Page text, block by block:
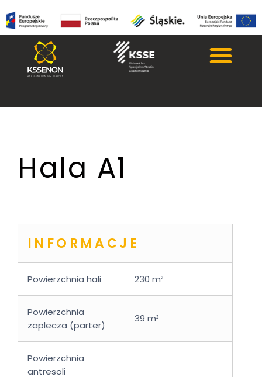
Hala A1
INFORMACJE
Powierzchnia hali 230 m²
Powierzchnia
zaplecza (parter)
39 m²
Powierzchnia
antresoli